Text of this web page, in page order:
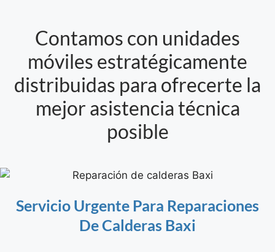
Contamos con unidades
móviles estratégicamente
distribuidas para ofrecerte la
mejor asistencia técnica
posible
Servicio Urgente Para Reparaciones
De Calderas Baxi